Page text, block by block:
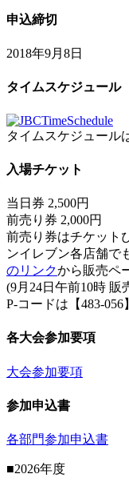
申込締切
2018年9月8日
タイムスケジュール
タイムスケジュール
入場チケット
当日券 2,500円
前売り券 2,000円
前売り券はチケット
ンイレブン各店舗で
のリンクから販売ペ
(9月24日午前10時 販
P-コードは【483-056
各大会参加要項
大会参加要項
参加申込書
各部門参加申込書
■2026年度